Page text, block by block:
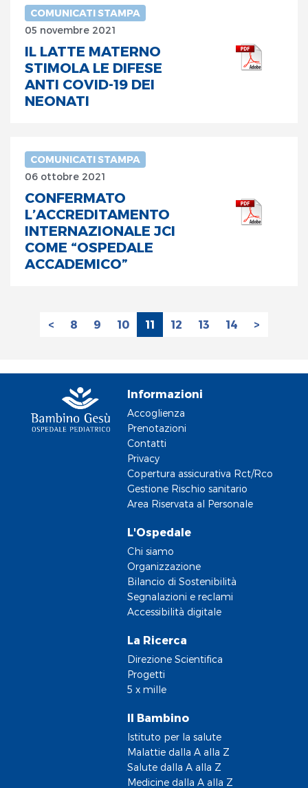
COMUNICATI STAMPA
05 novembre 2021
IL LATTE MATERNO
STIMOLA LE DIFESE
ANTI COVID-19 DEI
NEONATI
COMUNICATI STAMPA
06 ottobre 2021
CONFERMATO
L’ACCREDITAMENTO
INTERNAZIONALE JCI
COME “OSPEDALE
ACCADEMICO”
< 8 9 10 11 12 13 14 >
Informazioni
Accoglienza
Prenotazioni
Contatti
Privacy
Copertura assicurativa Rct/Rco
Gestione Rischio sanitario
Area Riservata al Personale
L'Ospedale
Chi siamo
Organizzazione
Bilancio di Sostenibilità
Segnalazioni e reclami
Accessibilità digitale
La Ricerca
Direzione Scientifica
Progetti
5 x mille
Il Bambino
Istituto per la salute
Malattie dalla A alla Z
Salute dalla A alla Z
Medicine dalla A alla Z